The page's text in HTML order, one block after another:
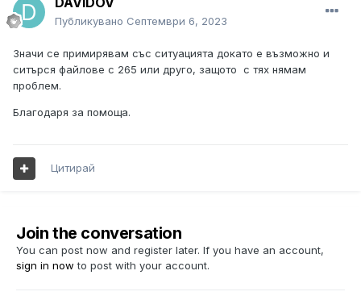
Публикувано Септември 6, 2023
Значи се примирявам със ситуацията докато е възможно и
ситърся файлове с 265 или друго, защото с тях нямам
проблем.
Благодаря за помоща.
Цитирай
Join the conversation
You can post now and register later. If you have an account,
sign in now to post with your account.